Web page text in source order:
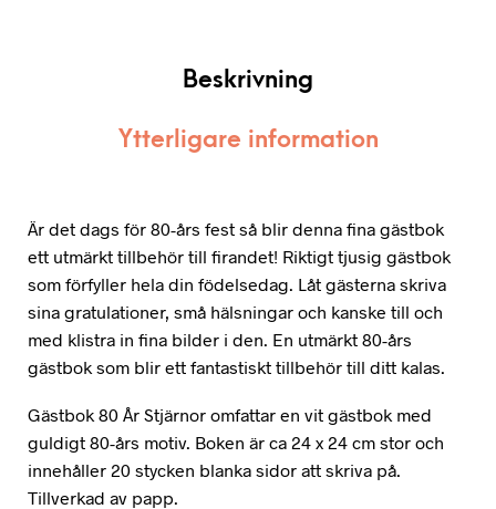
Beskrivning
Ytterligare information
Är det dags för 80-års fest så blir denna fina gästbok
ett utmärkt tillbehör till firandet! Riktigt tjusig gästbok
som förfyller hela din födelsedag. Låt gästerna skriva
sina gratulationer, små hälsningar och kanske till och
med klistra in fina bilder i den. En utmärkt 80-års
gästbok som blir ett fantastiskt tillbehör till ditt kalas.
Gästbok 80 År Stjärnor omfattar en vit gästbok med
guldigt 80-års motiv. Boken är ca 24 x 24 cm stor och
innehåller 20 stycken blanka sidor att skriva på.
Tillverkad av papp.